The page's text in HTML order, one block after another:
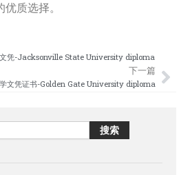
质选择。
文凭-Jacksonville State University diploma
下一篇
文凭证书-Golden Gate University diploma
搜索